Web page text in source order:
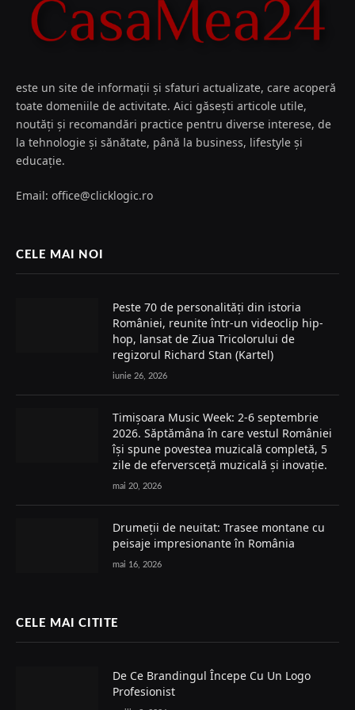
este un site de informații și sfaturi actualizate, care acoperă
toate domeniile de activitate. Aici găsești articole utile,
noutăți și recomandări practice pentru diverse interese, de
la tehnologie și sănătate, până la business, lifestyle și
educație.
Email: office@clicklogic.ro
CELE MAI NOI
Peste 70 de personalități din istoria
României, reunite într-un videoclip hip-
hop, lansat de Ziua Tricolorului de
regizorul Richard Stan (Kartel)
iunie 26, 2026
Timișoara Music Week: 2-6 septembrie
2026. Săptămâna în care vestul României
își spune povestea muzicală completă, 5
zile de eferversceță muzicală și inovație.
mai 20, 2026
Drumeții de neuitat: Trasee montane cu
peisaje impresionante în România
mai 16, 2026
CELE MAI CITITE
De Ce Brandingul Începe Cu Un Logo
Profesionist